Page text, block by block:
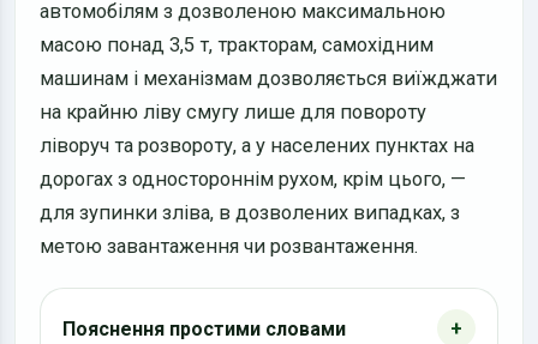
автомобілям з дозволеною максимальною
масою понад 3,5 т, тракторам, самохідним
машинам і механізмам дозволяється виїжджати
на крайню ліву смугу лише для повороту
ліворуч та розвороту, а у населених пунктах на
дорогах з одностороннім рухом, крім цього, —
для зупинки зліва, в дозволених випадках, з
метою завантаження чи розвантаження.
Пояснення простими словами